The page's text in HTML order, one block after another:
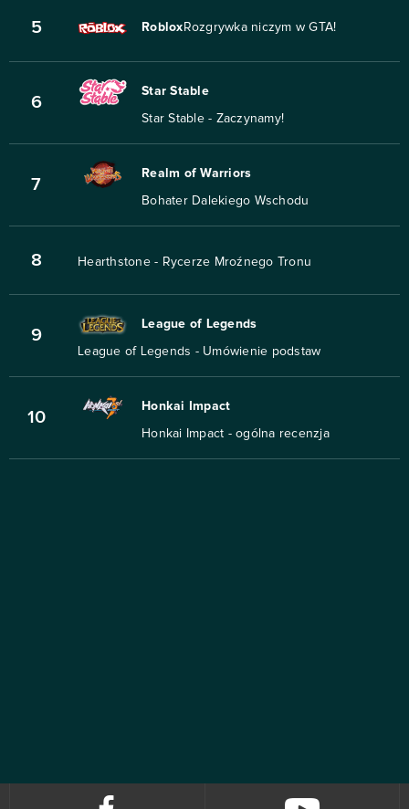
5 Roblox Rozgrywka niczym w GTA!
6
Star Stable
Star Stable - Zaczynamy!
7
Realm of Warriors
Bohater Dalekiego Wschodu
8 Hearthstone - Rycerze Mroźnego Tronu
9
League of Legends
League of Legends - Umówienie podstaw
10
Honkai Impact
Honkai Impact - ogólna recenzja